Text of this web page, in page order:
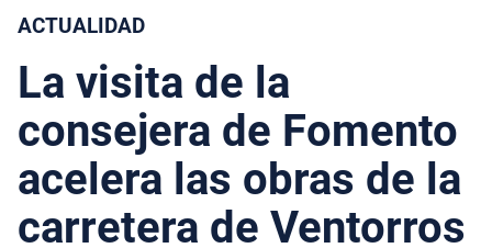
ACTUALIDAD
La visita de la
consejera de Fomento
acelera las obras de la
carretera de Ventorros